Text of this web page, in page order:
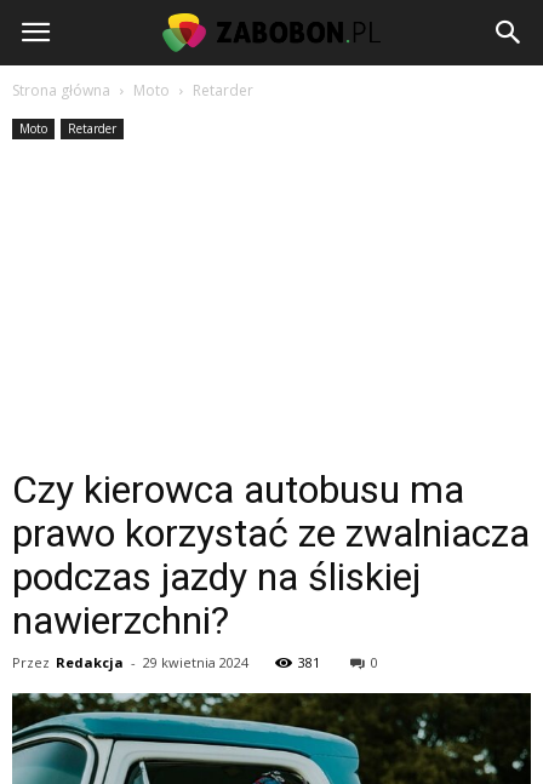
www.zabobon.pl
Strona główna Moto Retarder
Moto Retarder
Czy kierowca autobusu ma
prawo korzystać ze zwalniacza
podczas jazdy na śliskiej
nawierzchni?
Przez Redakcja - 29 kwietnia 2024 381 0